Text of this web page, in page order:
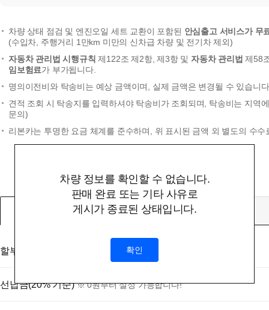
차량 정보를 확인할 수 없습니다.
판매 완료 또는 기타 사유로
게시가 종료된 상태입니다.
확인
차량 상태 점검 및 엔진오일 세트 교환이 포함된 안심출고 서비스가 무
(수입차, 주행거리 1만km 미만의 신차급 차량 및 전기차 제외)
자동차 관리법 시행규칙 제122조 제2항, 제3항 및자동차 관리법 제58
임보험료가 부가됩니다.
명의이전비와 탁송비는 예상 금액이며, 실제 금액은 변경될 수 있습니
견적 조회 시 탁송지를 입력하셔야 탁송비가 조회되며, 탁송비는 지역
문의)
리본카는 투명한 요금 체계를 준수하며, 위 표시된 금액 외 별도의 수
할부
할부대상 금액 (부대비용 및 탁송비 미포함)
선납금(20% 기준) ※ 0원부터 설정 가능합니다!